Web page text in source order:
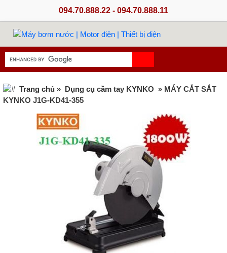
094.70.888.22 - 094.70.888.11
Trang chủ » Dụng cụ cầm tay KYNKO » MÁY CẮT SẮT
KYNKO J1G-KD41-355